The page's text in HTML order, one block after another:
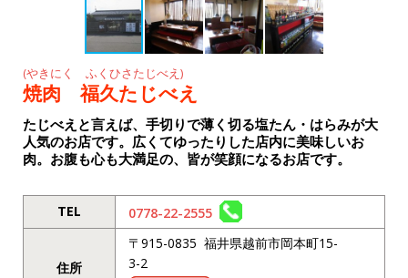
(やきにく ふくひさたじべえ)
焼肉 福久たじべえ
たじべえと言えば、手切りで薄く切る塩たん・はらみが大
人気のお店です。広くてゆったりした店内に美味しいお
肉。お腹も心も大満足の、皆が笑顔になるお店です。
TEL 0778-22-2555
住所
〒915-0835 福井県越前市岡本町15-
3-2